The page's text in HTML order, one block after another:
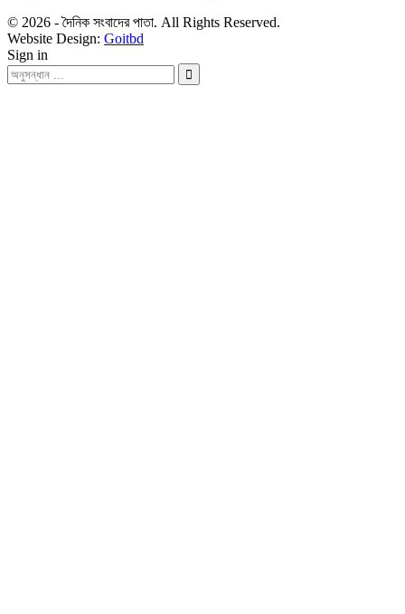
© 2026 - দৈনিক সংবাদের পাতা. All Rights Reserved.
Website Design: Goitbd
Sign in